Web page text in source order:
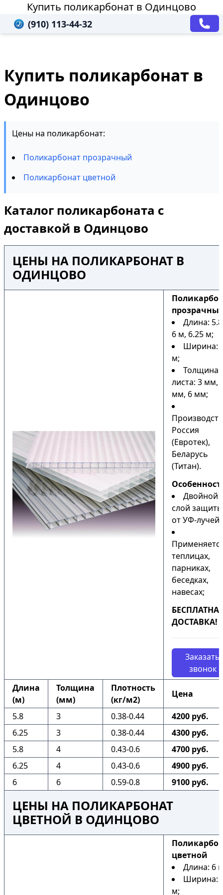
Купить поликарбонат в Одинцово
(910) 113-44-32
Купить поликарбонат в
Одинцово
Цены на поликарбонат:
Поликарбонат прозрачный
Поликарбонат цветной
Каталог поликарбоната с
доставкой в Одинцово
ЦЕНЫ НА ПОЛИКАРБОНАТ В
ОДИНЦОВО
Длина:
6 м, 6.25 м;
Ширина:
м;
Толщина
листа: 3 мм,
мм, 6 мм;
Россия
(Евротек),
Беларусь
(Титан).
Двойной
слой защиты
от УФ-лучей;
теплицах,
парниках,
беседках,
навесах;
ДОСТАВКА!
Заказать
звонок
Длина
(м)
Толщина
(мм)
Плотность
(кг/м2)
Цена
5.8 3 0.38-0.44
4200 руб.
6.25
3 0.38-0.44
4300 руб.
5.8
4 0.43-0.6
4700 руб.
6.25
4 0.43-0.6
4900 руб.
6
6 0.59-0.8 9100 руб.
ЦЕНЫ НА ПОЛИКАРБОНАТ
ЦВЕТНОЙ В ОДИНЦОВО
цветной
Длина: 6
Ширина:
м;